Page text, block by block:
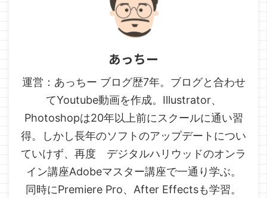
あっちー
運営：あっちー ブログ歴7年。ブログと合わせ
てYoutube動画を作成。Illustrator、
Photoshopは20年以上前にスクールに通い習
得。しかし長年のソフトのアップデートについ
ていけず、再度 デジタルハリウッドのオンラ
イン講座Adobeマスター講座で一通り学ぶ。
同時にPremiere Pro、After Effectsも学習。